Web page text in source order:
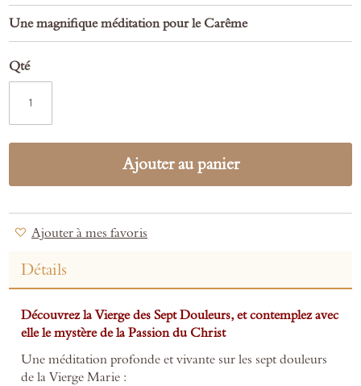
Une magnifique méditation pour le Carême
Qté
Ajouter au panier
Ajouter à mes favoris
Détails
Découvrez la Vierge des Sept Douleurs, et contemplez avec
elle le mystère de la Passion du Christ
Une méditation profonde et vivante sur les sept douleurs
de la Vierge Marie :